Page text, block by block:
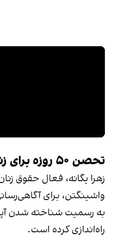
تحصن ۵۰ روزه برای زنان افغانستان در واشینگتن
واشینگتن، برای
به رسمیت شناخته شدن
راه‌اندازی کرده است.